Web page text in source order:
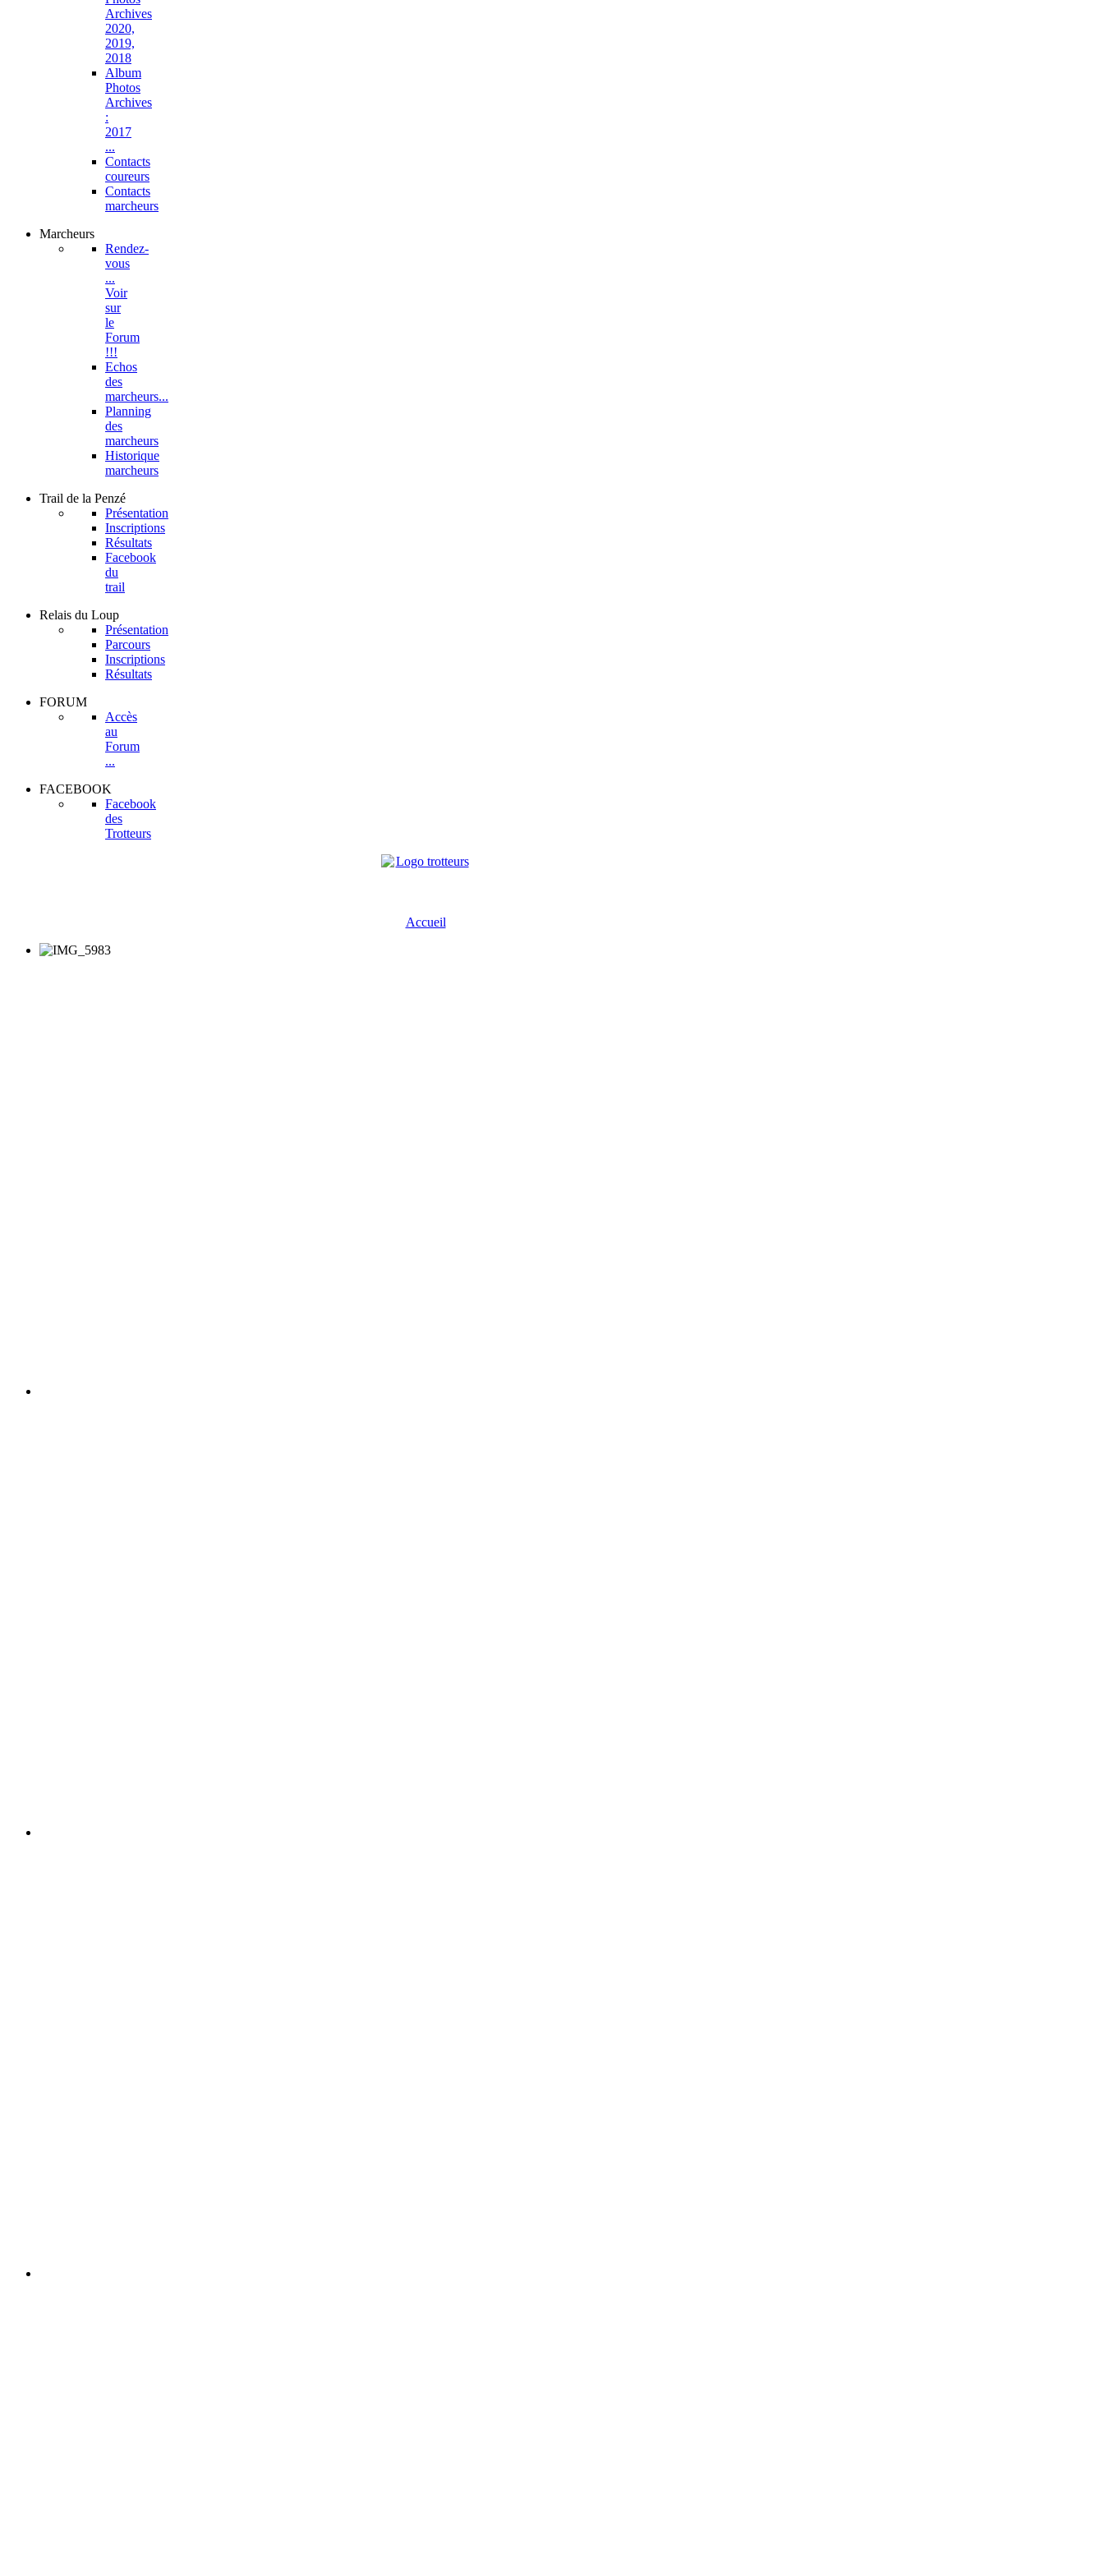
Archives
2020,
2019,
2018
Album
Photos
Archives
:
2017
...
Contacts
coureurs
Contacts
marcheurs
Marcheurs
Rendez-
vous
...
Voir
sur
le
Forum
!!!
Echos
des
marcheurs...
Planning
des
marcheurs
Historique
marcheurs
Trail de la Penzé
Présentation
Inscriptions
Résultats
Facebook
du
trail
Relais du Loup
Présentation
Parcours
Inscriptions
Résultats
FORUM
Accès
au
Forum
...
FACEBOOK
Facebook
des
Trotteurs
Accueil